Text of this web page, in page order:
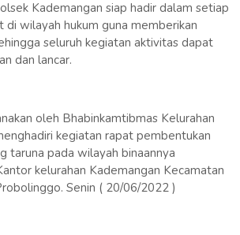
Kademangan siap hadir dalam setiap
di wilayah hukum guna memberikan
seluruh kegiatan aktivitas dapat
dan lancar.
oleh Bhabinkamtibmas Kelurahan
kegiatan rapat pembentukan
taruna pada wilayah binaannya
kelurahan Kademangan Kecamatan
Senin ( 20/06/2022 )